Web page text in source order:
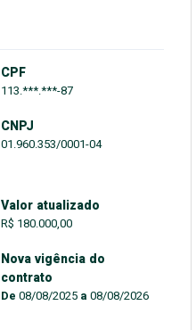
CPF
113.***.***-87
CNPJ
01.960.353/0001-04
Valor atualizado
R$ 180.000,00
Nova vigência do
contrato
De 08/08/2025 a 08/08/2026